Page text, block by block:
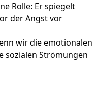
Rolle: Er spiegelt
der Angst vor
wir die emotionalen
sozialen Strömungen